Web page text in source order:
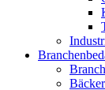
Bäcker